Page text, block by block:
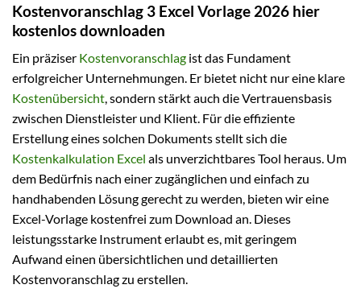
Kostenvoranschlag 3 Excel Vorlage 2026 hier
kostenlos downloaden
Ein präziser Kostenvoranschlag ist das Fundament
erfolgreicher Unternehmungen. Er bietet nicht nur eine klare
Kostenübersicht, sondern stärkt auch die Vertrauensbasis
zwischen Dienstleister und Klient. Für die effiziente
Erstellung eines solchen Dokuments stellt sich die
Kostenkalkulation Excel als unverzichtbares Tool heraus. Um
dem Bedürfnis nach einer zugänglichen und einfach zu
handhabenden Lösung gerecht zu werden, bieten wir eine
Excel-Vorlage kostenfrei zum Download an. Dieses
leistungsstarke Instrument erlaubt es, mit geringem
Aufwand einen übersichtlichen und detaillierten
Kostenvoranschlag zu erstellen.